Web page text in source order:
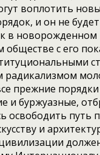
воплотить
и он не
в новорожденном
обществе с его
радикализмом
прежние
и буржуазные,
освободить путь
и